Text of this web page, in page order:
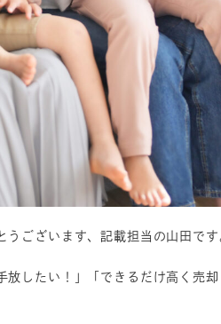
ございます、記載担当の山田です
したい！」「できるだけ高く売